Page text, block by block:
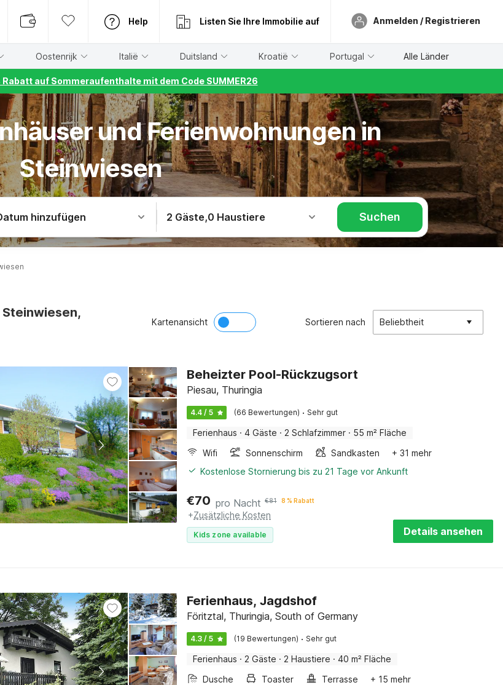
Help Listen Sie Ihre Immobilie auf Anmelden / Registrieren
Oostenrijk Italië Duitsland Kroatië Portugal Alle Länder
Rabatt auf Sommeraufenthalte mit dem Code SUMMER26
und Ferienwohnungen in
Steinwiesen
hinzufügen 2 Gäste,0 Haustiere Suchen
Kartenansicht Sortieren nach Beliebtheit
Beheizter Pool-Rückzugsort
Piesau, Thuringia
4.4 / 5 (66 Bewertungen) · Sehr gut
Ferienhaus · 4 Gäste · 2 Schlafzimmer · 55 m² Fläche
Wifi
Sonnenschirm Sandkasten
+ 31 mehr
Kostenlose Stornierung bis zu 21 Tage vor Ankunft
€70 pro Nacht €81 8 % Rabatt
+Zusätzliche Kosten
Kids zone available Details ansehen
Ferienhaus, Jagdshof
Föritztal, Thuringia, South of Germany
4.3 / 5 (19 Bewertungen) · Sehr gut
Ferienhaus · 2 Gäste · 2 Haustiere · 40 m² Fläche
Dusche
Toaster Terrasse
+ 15 mehr